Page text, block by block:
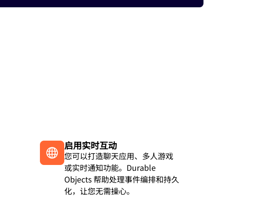
启用实时互动
您可以打造聊天应用、多人游戏
或实时通知功能。Durable
Objects 帮助处理事件编排和持久
化，让您无需操心。